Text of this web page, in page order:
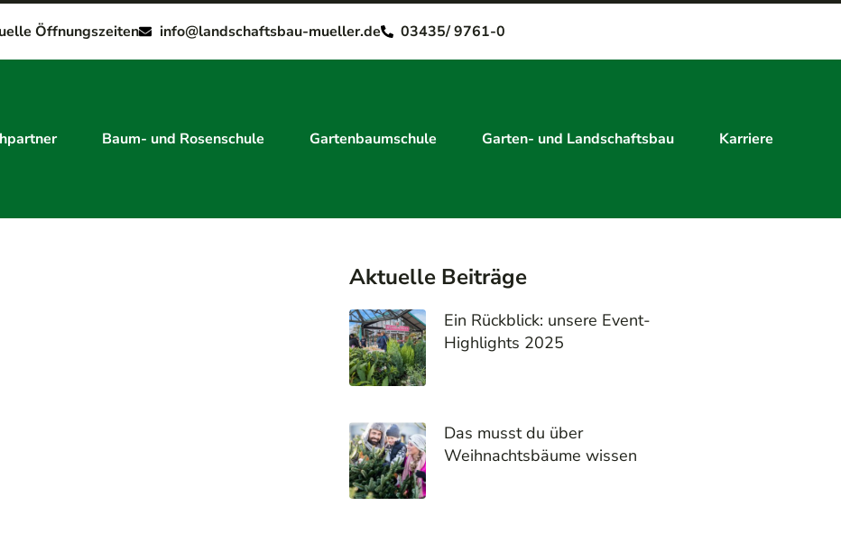
Öffnungszeiten info@landschaftsbau-mueller.de 03435/ 9761-0
Baum- und Rosenschule Gartenbaumschule Garten- und Landschaftsbau Karriere
Aktuelle Beiträge
Ein Rückblick: unsere Event-
Highlights 2025
Das musst du über
Weihnachtsbäume wissen